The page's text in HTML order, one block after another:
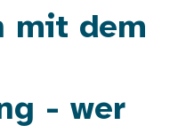
mit dem
- wer